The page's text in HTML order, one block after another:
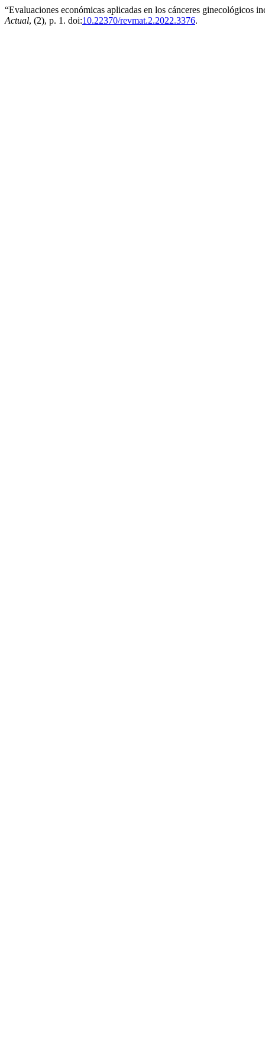
“Evaluaciones económicas aplicadas en los cánceres ginecológicos
Actual, (2), p. 1. doi:10.22370/revmat.2.2022.3376.